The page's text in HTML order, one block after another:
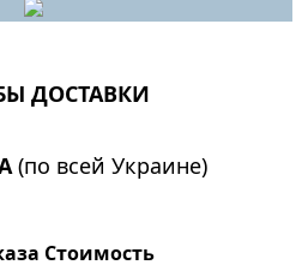
ДОСТАВКИ
(по всей Украине)
Стоимость